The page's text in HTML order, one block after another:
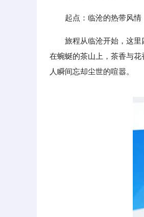
起点：临沧的热带风情
旅程从临沧开始，这
在蜿蜒的茶山上，茶香与
人瞬间忘却尘世的喧嚣。